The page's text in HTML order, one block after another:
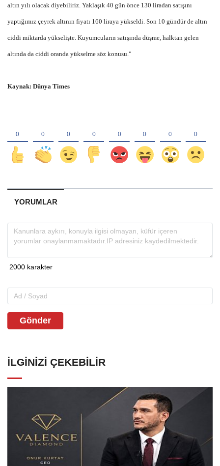
altın yılı olacak diyebiliriz. Yaklaşık 40 gün önce 130 liradan satışını
yaptığımız çeyrek altının fiyatı 160 liraya yükseldi. Son 10 gündür de altın
ciddi miktarda yükselişte. Kuyumcuların satışında düşme, halktan gelen
altında da ciddi oranda yükselme söz konusu."
Kaynak: Dünya Times
YORUMLAR
Gönder
İLGINIZI ÇEKEBILIR